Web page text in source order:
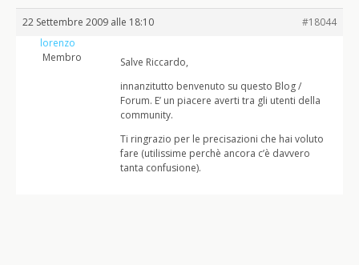
22 Settembre 2009 alle 18:10
#18044
lorenzo
Membro
Salve Riccardo,
innanzitutto benvenuto su questo Blog /
Forum. E’ un piacere averti tra gli utenti della
community.
Ti ringrazio per le precisazioni che hai voluto
fare (utilissime perchè ancora c’è davvero
tanta confusione).